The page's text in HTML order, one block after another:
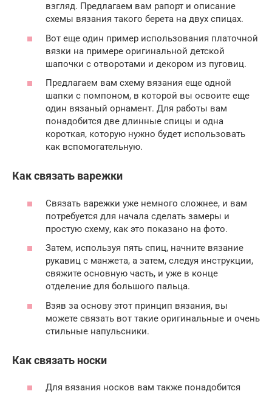
взгляд. Предлагаем вам рапорт и описание
схемы вязания такого берета на двух спицах.
Вот еще один пример использования платочной
вязки на примере оригинальной детской
шапочки с отворотами и декором из пуговиц.
Предлагаем вам схему вязания еще одной
шапки с помпоном, в которой вы освоите еще
один вязаный орнамент. Для работы вам
понадобится две длинные спицы и одна
короткая, которую нужно будет использовать
как вспомогательную.
Как связать варежки
Связать варежки уже немного сложнее, и вам
потребуется для начала сделать замеры и
простую схему, как это показано на фото.
Затем, используя пять спиц, начните вязание
рукавиц с манжета, а затем, следуя инструкции,
свяжите основную часть, и уже в конце
отделение для большого пальца.
Взяв за основу этот принцип вязания, вы
можете связать вот такие оригинальные и очень
стильные напульсники.
Как связать носки
Для вязания носков вам также понадобится